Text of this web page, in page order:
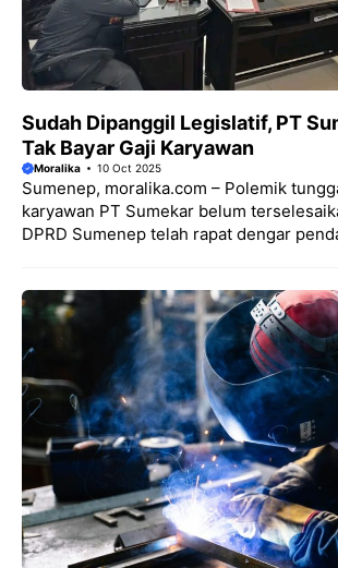
Sudah Dipanggil Legislatif, PT
Tak Bayar Gaji Karyawan
Moralika 10 Oct 2025
Sumenep, moralika.com – Polemik
karyawan PT Sumekar belum
DPRD Sumenep telah rapat dengar